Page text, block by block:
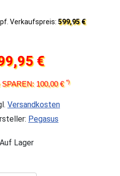
Verkaufspreis: 599,95 €
€
SPAREN: 100,00 €*)
Versandkosten
Pegasus
Lager